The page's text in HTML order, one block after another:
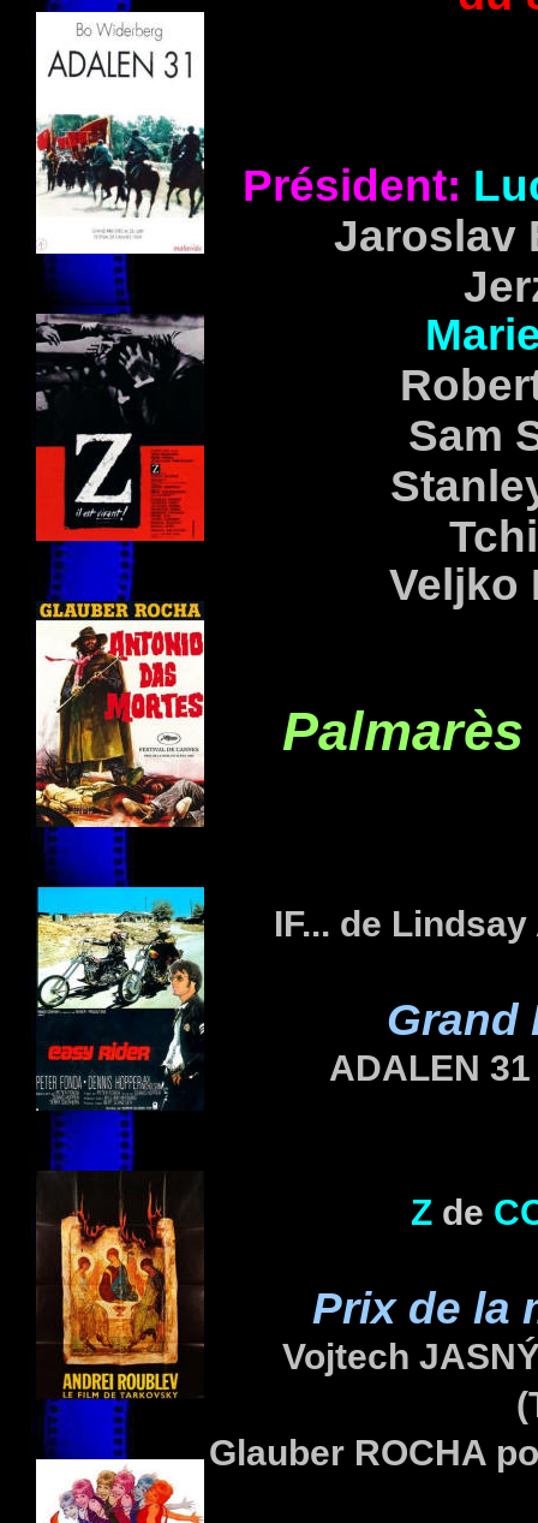
Président:
Jaroslav
Sam
Veljko
IF... de
Grand
ADALEN
Z de
Prix de la
Vojtech
Glauber ROCHA